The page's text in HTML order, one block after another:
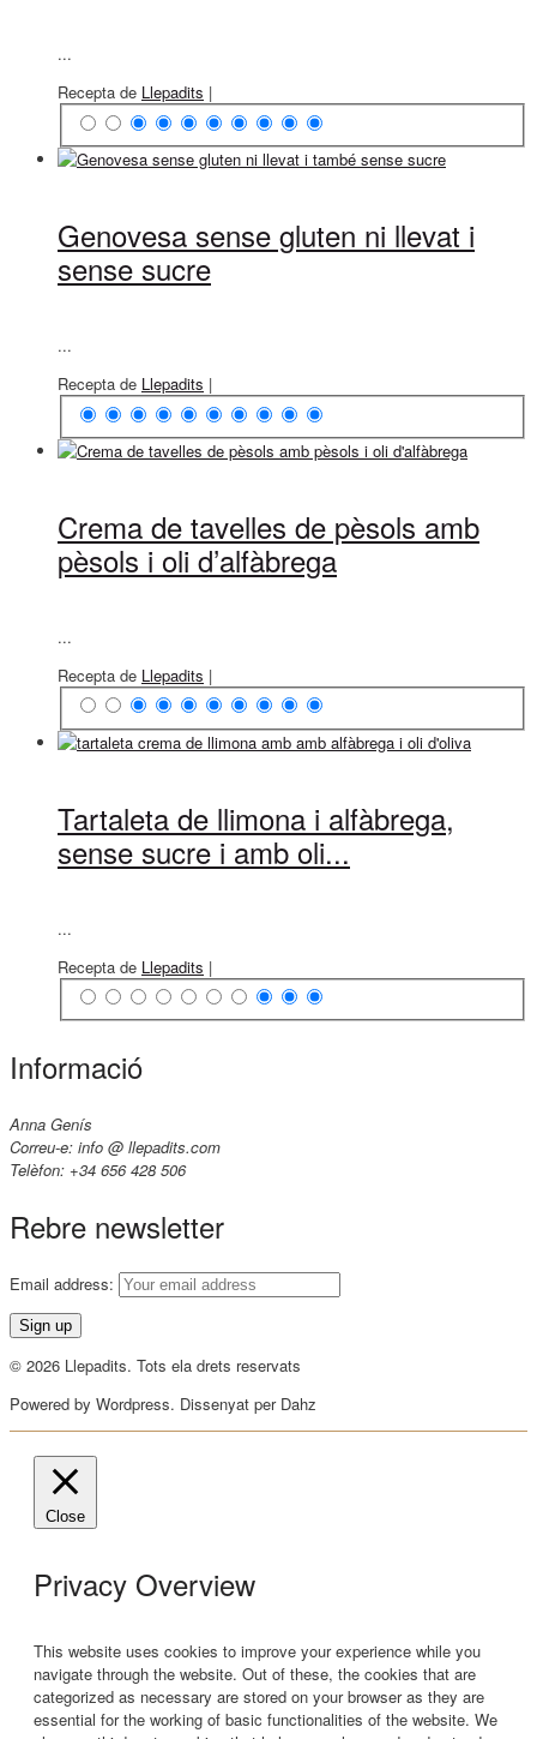
...
Recepta de Llepadits |
Genovesa sense gluten ni llevat i
sense sucre
...
Recepta de Llepadits |
Crema de tavelles de pèsols amb
pèsols i oli d’alfàbrega
...
Recepta de Llepadits |
Tartaleta de llimona i alfàbrega,
sense sucre i amb oli...
...
Recepta de Llepadits |
Informació
Anna Genís
Correu-e: info @ llepadits.com
Telèfon: +34 656 428 506
Rebre newsletter
Email address:
© 2026 Llepadits. Tots ela drets reservats
Powered by Wordpress. Dissenyat per Dahz
Close
Privacy Overview
This website uses cookies to improve your experience while you
navigate through the website. Out of these, the cookies that are
categorized as necessary are stored on your browser as they are
essential for the working of basic functionalities of the website. We